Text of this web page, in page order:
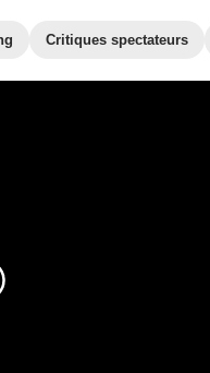
Critiques spectateurs